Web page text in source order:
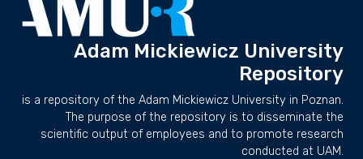
Adam Mickiewicz University
Repository
is a repository of the Adam Mickiewicz University in Poznan.
The purpose of the repository is to disseminate the
scientific output of employees and to promote research
conducted at UAM.